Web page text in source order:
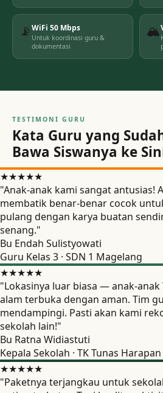
📡 WiFi 50 Mbps
Untuk koordinasi guru &
dokumentasi
🏔
TESTIMONI GURU
Kata Guru yang
Bawa Siswanya ke
★★★★★
"Anak-anak kami sangat antusias!
membatik benar-benar cocok
pulang dengan karya buatan
senang."
Bu Endah Sulistyowati
Guru Kelas 3 · SDN 1 Magelang
★★★★★
"Lokasinya luar biasa — anak-
alam terbuka dengan aman. Tim
mendampingi. Pasti akan kami
sekolah lain!"
Bu Ratna Widiastuti
Kepala Sekolah · TK Tunas
★★★★★
"Paketnya terjangkau untuk